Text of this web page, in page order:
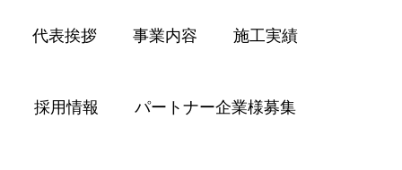
代表挨拶 事業内容 施工実績
採用情報 パートナー企業様募集